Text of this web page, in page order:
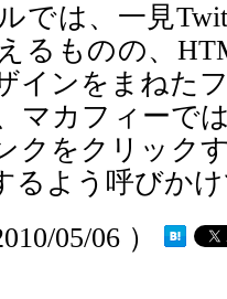
では、一見
るものの、
インをまねた
マカフィーで
クをクリック
るよう呼びか
05/06 ）